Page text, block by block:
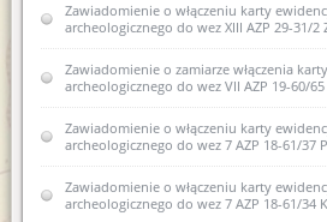
Zawiadomienie o zamiarze włączenia
zabytku archeologicznego lądowego
ewidencji zabytków 1 AZP 29-57/19
Zawiadomienie o zamiarze włączenia
zabytku archeologicznego lądowego
ewidencji zabytków XLII AZP 25-61/72
Zawiadomienie o zamiarze włączenia
zabytku archeologicznego lądowego
ewidencji zabytków III AZP 15-53/12
Zawiadomienie o włączeniu karty
archeologicznego do wez XIII AZP 29-31/2
Zawiadomienie o zamiarze włączenia
archeologicznego do wez VII AZP 19-60/
Zawiadomienie o włączeniu karty
archeologicznego do wez 7 AZP 18-61/37
Zawiadomienie o włączeniu karty
archeologicznego do wez 7 AZP 18-61/34